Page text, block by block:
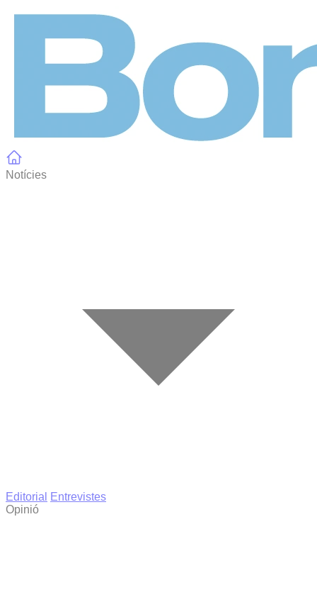
Notícies
Editorial
Entrevistes
Opinió